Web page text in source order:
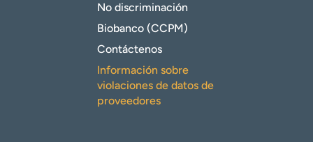
No discriminación
Biobanco (CCPM)
Contáctenos
Información sobre
violaciones de datos de
proveedores